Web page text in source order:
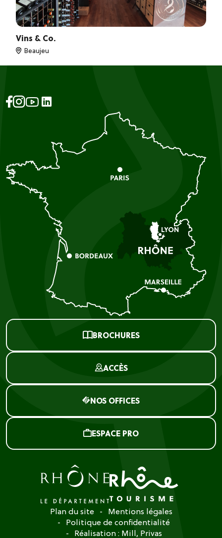
Vins & Co.
Beaujeu
BROCHURES
ACCÈS
NOS OFFICES
ESPACE PRO
Plan du site
Mentions légales
Politique de confidentialité
Réalisation : Mill, Privas